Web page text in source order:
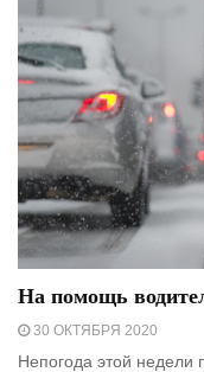
На помощь
30 ОКТЯБРЯ 2020
Непогода этой недели